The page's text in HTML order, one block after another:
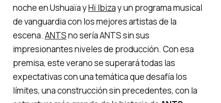
noche en Ushuaïa yHï Ibizay un programa musical
de vanguardia con los mejores artistas de la
escena. ANTSno sería ANTS sin sus
impresionantes niveles de producción. Con esa
premisa, este verano se superará todas las
expectativas con una temática que desafía los
límites, una construcción sin precedentes, con la